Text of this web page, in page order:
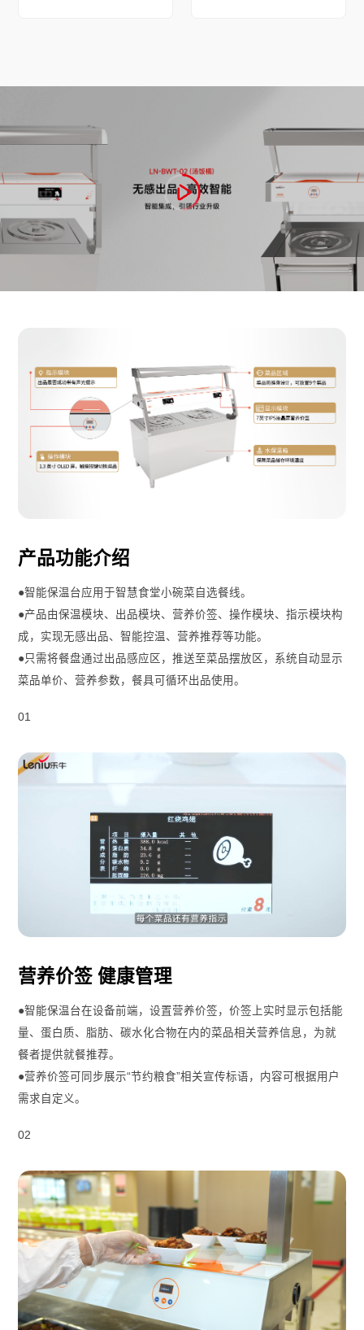
产品功能介绍
●智能保温台应用于智慧食堂小碗菜自选餐线。
●产品由保温模块、出品模块、营养价签、操作模块、指示模块构
成，实现无感出品、智能控温、营养推荐等功能。
●只需将餐盘通过出品感应区，推送至菜品摆放区，系统自动显示
菜品单价、营养参数，餐具可循环出品使用。
01
营养价签 健康管理
●智能保温台在设备前端，设置营养价签，价签上实时显示包括能
量、蛋白质、脂肪、碳水化合物在内的菜品相关营养信息，为就
餐者提供就餐推荐。
●营养价签可同步展示“节约粮食”相关宣传标语，内容可根据用户
需求自定义。
02